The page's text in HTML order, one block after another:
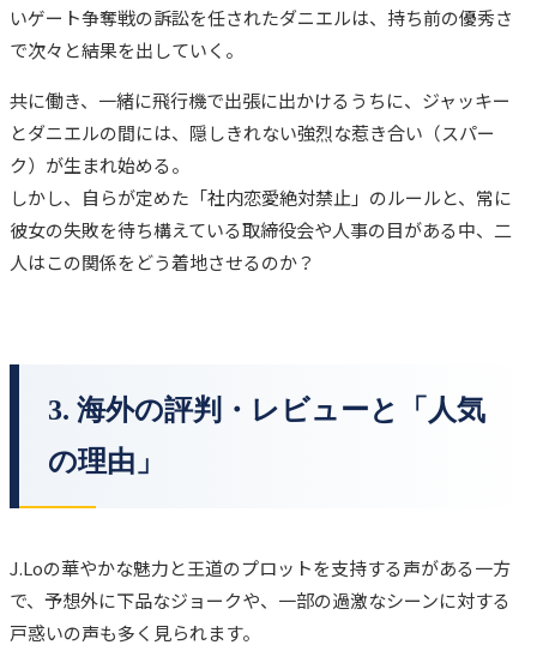
いゲート争奪戦の訴訟を任されたダニエルは、持ち前の優秀さ
で次々と結果を出していく。
共に働き、一緒に飛行機で出張に出かけるうちに、ジャッキー
とダニエルの間には、隠しきれない強烈な惹き合い（スパー
ク）が生まれ始める。
しかし、自らが定めた「社内恋愛絶対禁止」のルールと、常に
彼女の失敗を待ち構えている取締役会や人事の目がある中、二
人はこの関係をどう着地させるのか？
3. 海外の評判・レビューと「人気
の理由」
J.Loの華やかな魅力と王道のプロットを支持する声がある一方
で、予想外に下品なジョークや、一部の過激なシーンに対する
戸惑いの声も多く見られます。